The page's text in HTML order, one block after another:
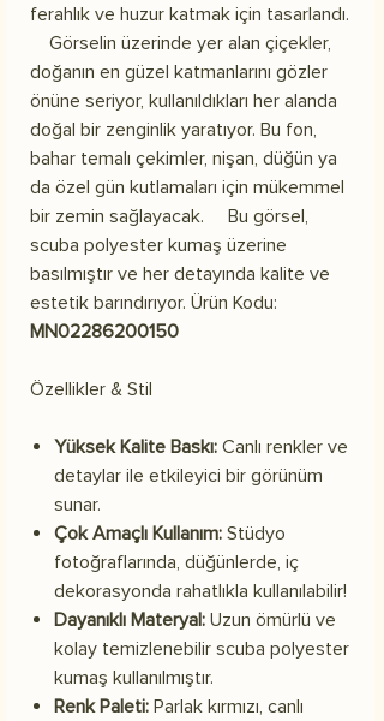
ferahlık ve huzur katmak için tasarlandı.
Görselin üzerinde yer alan çiçekler,
doğanın en güzel katmanlarını gözler
önüne seriyor, kullanıldıkları her alanda
doğal bir zenginlik yaratıyor. Bu fon,
bahar temalı çekimler, nişan, düğün ya
da özel gün kutlamaları için mükemmel
bir zemin sağlayacak. Bu görsel,
scuba polyester kumaş üzerine
basılmıştır ve her detayında kalite ve
estetik barındırıyor. Ürün Kodu:
MN02286200150
Özellikler & Stil
Yüksek Kalite Baskı: Canlı renkler ve
detaylar ile etkileyici bir görünüm
sunar.
Çok Amaçlı Kullanım: Stüdyo
fotoğraflarında, düğünlerde, iç
dekorasyonda rahatlıkla kullanılabilir!
Dayanıklı Materyal: Uzun ömürlü ve
kolay temizlenebilir scuba polyester
kumaş kullanılmıştır.
Renk Paleti: Parlak kırmızı, canlı